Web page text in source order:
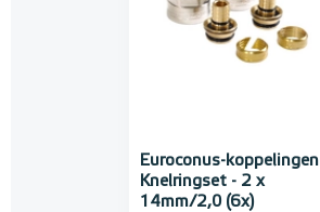
Euroconus-koppelingen
Knelringset - 2 x
14mm/2,0 (6x)